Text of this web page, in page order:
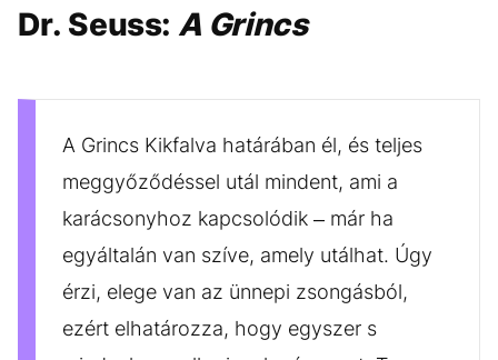
Dr. Seuss: A Grincs
A Grincs Kikfalva határában él, és teljes
meggyőződéssel utál mindent, ami a
karácsonyhoz kapcsolódik – már ha
egyáltalán van szíve, amely utálhat. Úgy
érzi, elege van az ünnepi zsongásból,
ezért elhatározza, hogy egyszer s